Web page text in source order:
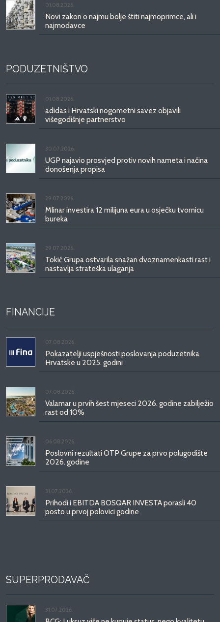
01.08.2026.
Novi zakon o najmu bolje štiti najmoprimce, ali i
najmodavce
PODUZETNIŠTVO
01.08.2026.
adidas i Hrvatski nogometni savez objavili
višegodišnje partnerstvo
30.07.2026.
UGP najavio prosvjed protiv novih nameta i načina
donošenja propisa
29.07.2026.
Mlinar investira 12 milijuna eura u osječku tvornicu
bureka
29.07.2026.
Tokić Grupa ostvarila snažan dvoznamenkasti rast i
nastavlja strateška ulaganja
FINANCIJE
07.08.2026.
Pokazatelji uspješnosti poslovanja poduzetnika
Hrvatske u 2025. godini
07.08.2026.
Valamar u prvih šest mjeseci 2026. godine zabilježio
rast od 10%
06.08.2026.
Poslovni rezultati OTP Grupe za prvo polugodište
2026. godine
31.07.2026.
Prihodi i EBITDA BOSQAR INVESTA porasli 40
posto u prvoj polovici godine
SUPERPRODAVAČ
31.07.2026.